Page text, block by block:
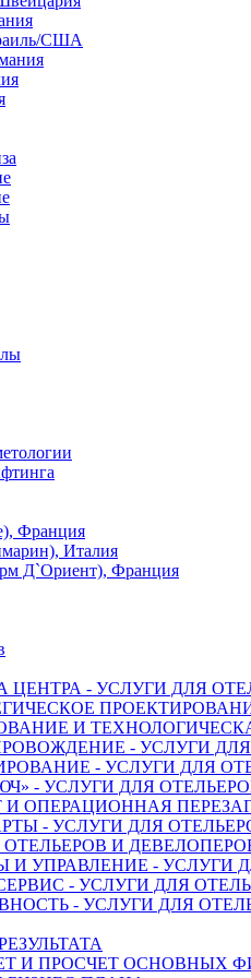
США
Франция
Италия
Д`Ориент), Франция
ЦЕНТРА - УСЛУГИ ДЛЯ
И
- УСЛУГИ
- УСЛУГИ ДЛЯ
- УСЛУГИ ДЛЯ
ОПЕРАЦИОННАЯ
- УСЛУГИ ДЛЯ
И
УПРАВЛЕНИЕ - УСЛУГИ
- УСЛУГИ ДЛЯ
- УСЛУГИ ДЛЯ
И ПРОСЧЕТ ОСНОВНЫХ